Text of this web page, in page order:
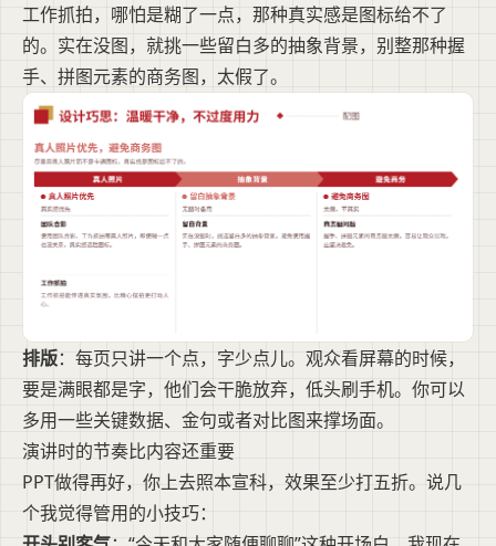
工作抓拍，哪怕是糊了一点，那种真实感是图标给不了
的。实在没图，就挑一些留白多的抽象背景，别整那种握
手、拼图元素的商务图，太假了。
排版：每页只讲一个点，字少点儿。观众看屏幕的时候，
要是满眼都是字，他们会干脆放弃，低头刷手机。你可以
多用一些关键数据、金句或者对比图来撑场面。
演讲时的节奏比内容还重要
PPT做得再好，你上去照本宣科，效果至少打五折。说几
个我觉得管用的小技巧：